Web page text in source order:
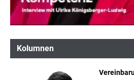
Kolumnen